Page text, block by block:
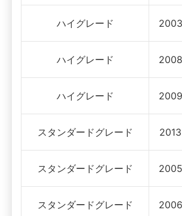
ハイグレード 2003
ハイグレード 2008
ハイグレード 2009
スタンダードグレード 2013
スタンダードグレード 2005
スタンダードグレード 2006